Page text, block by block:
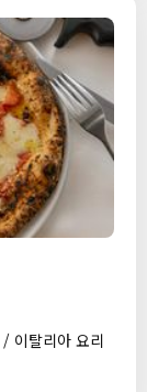
이탈리아 요리